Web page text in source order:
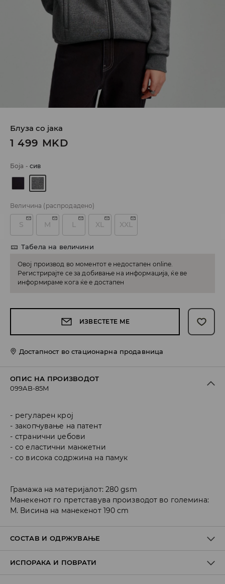
Блуза со јака
1 499 MKD
Боја -сив
Величина (распродадено)
S M L XL XXL
Табела на величини
Овој производ во моментот е недостапен online.
Регистрирајте се за добивање на информација, ќе ве
информираме кога ќе е достапен
ИЗВЕСТЕТЕ МЕ
Достапност во стационарна продавница
ОПИС НА ПРОИЗВОДОТ
099AB-85M
регуларен крој
закопчување на патент
странични џебови
со еластични манжетни
со висока содржина на памук
Грамажа на материјалот: 280 gsm
Манекенот го претставува производот во големина:
M. Висина на манекенот 190 cm
СОСТАВ И ОДРЖУВАЊЕ
Материјал I: 60% COTTON, 40% POLYESTER
ИСПОРАКА И ПОВРАТИ